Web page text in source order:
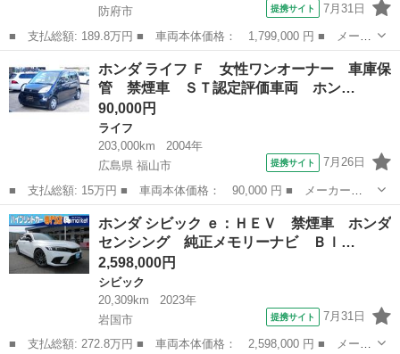
防府市
提携サイト 7月31日
■ 支払総額: 189.8万円 ■ 車両本体価格： 1,799,000 円 ■ メーカ
ー名： ホンダ ■ 車種名： Ｎ－ＢＯＸカスタム ■ グレード
名： ヒョウジュン ★★★保証書／純正 ８インチ ナビ／ホンダ
センシング／...
N-BOX
ホンダ ライフ Ｆ 女性ワンオーナー 車庫保
管 禁煙車 ＳＴ認定評価車両 ホン…
90,000円
ライフ
203,000km
2004年
広島県 福山市
提携サイト 7月26日
■ 支払総額: 15万円 ■ 車両本体価格： 90,000 円 ■ メーカー
名： ホンダ ■ 車種名： ライフ ■ グレード名： Ｆ 女性ワン
オーナー 車庫保管 禁煙車 ＳＴ認定評価車両 ホンダ正規ディー
ラー認定車 ホンダ...
広島 福山市 ライフ
ホンダ シビック ｅ：ＨＥＶ 禁煙車 ホンダ
センシング 純正メモリーナビ Ｂｌ…
2,598,000円
シビック
20,309km
2023年
岩国市
提携サイト 7月31日
■ 支払総額: 272.8万円 ■ 車両本体価格： 2,598,000 円 ■ メーカ